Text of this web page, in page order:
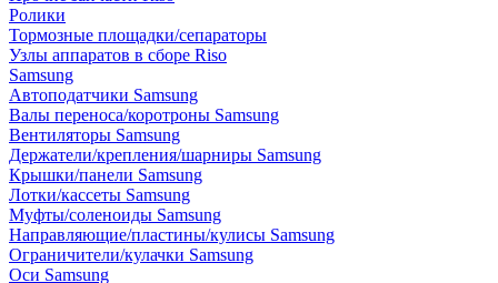
Ролики
Тормозные площадки/сепараторы
Узлы аппаратов в сборе Riso
Samsung
Автоподатчики Samsung
Валы переноса/коротроны Samsung
Вентиляторы Samsung
Держатели/крепления/шарниры Samsung
Крышки/панели Samsung
Лотки/кассеты Samsung
Муфты/соленоиды Samsung
Направляющие/пластины/кулисы Samsung
Ограничители/кулачки Samsung
Оси Samsung